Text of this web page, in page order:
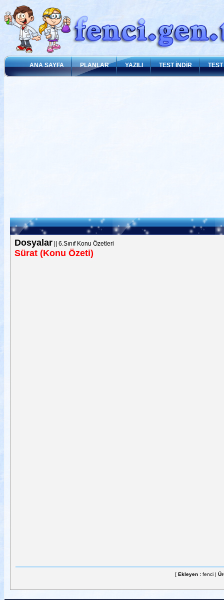
ANA SAYFA PLANLAR YAZILI TEST İNDİR
Dosyalar|| 6.Sınıf Konu Özetleri
Sürat (Konu Özeti)
[ Ekleyen : fenci |